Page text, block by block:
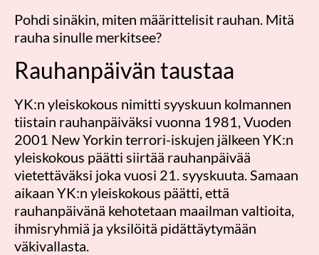
Pohdi sinäkin, miten määrittelisit rauhan. Mitä
rauha sinulle merkitsee?
Rauhanpäivän taustaa
YK:n yleiskokous nimitti syyskuun kolmannen
tiistain rauhanpäiväksi vuonna 1981, Vuoden
2001 New Yorkin terrori-iskujen jälkeen YK:n
yleiskokous päätti siirtää rauhanpäivää
vietettäväksi joka vuosi 21. syyskuuta. Samaan
aikaan YK:n yleiskokous päätti, että
rauhanpäivänä kehotetaan maailman valtioita,
ihmisryhmiä ja yksilöitä pidättäytymään
väkivallasta.